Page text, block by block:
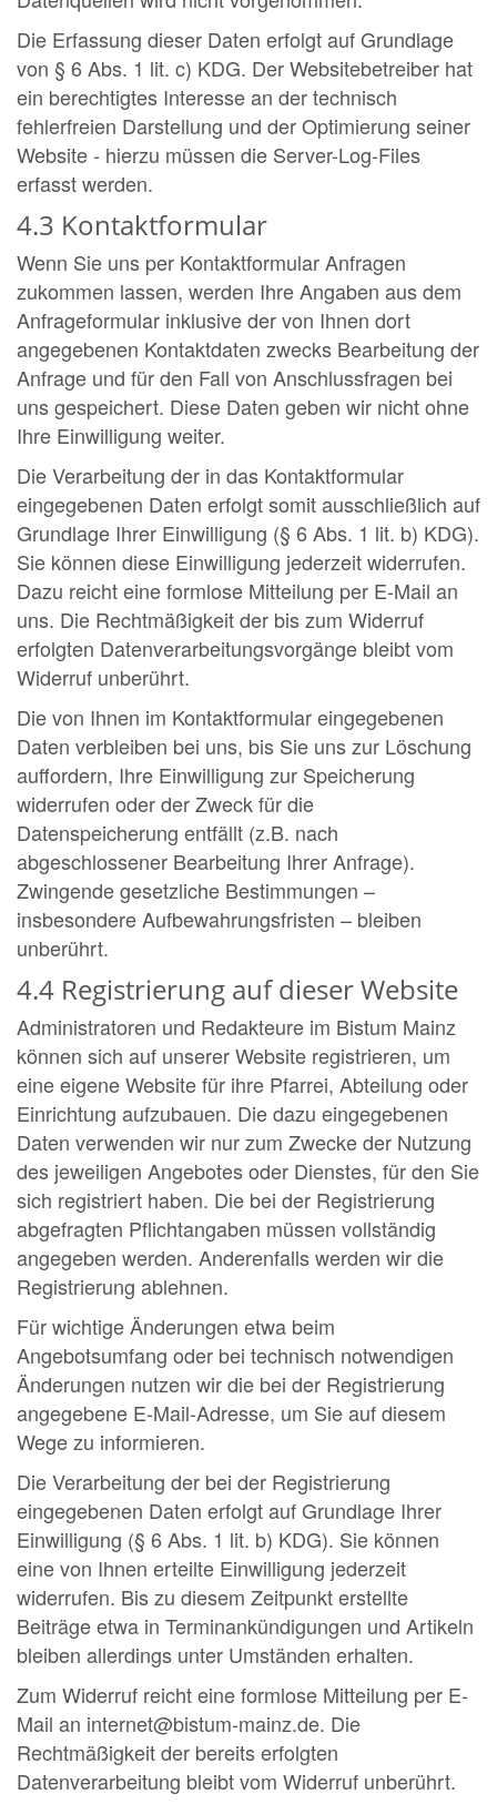
Die Erfassung dieser Daten erfolgt auf Grundlage
von § 6 Abs. 1 lit. c) KDG. Der Websitebetreiber hat
ein berechtigtes Interesse an der technisch
fehlerfreien Darstellung und der Optimierung seiner
Website - hierzu müssen die Server-Log-Files
erfasst werden.
4.3 Kontaktformular
Wenn Sie uns per Kontaktformular Anfragen
zukommen lassen, werden Ihre Angaben aus dem
Anfrageformular inklusive der von Ihnen dort
angegebenen Kontaktdaten zwecks Bearbeitung der
Anfrage und für den Fall von Anschlussfragen bei
uns gespeichert. Diese Daten geben wir nicht ohne
Ihre Einwilligung weiter.
Die Verarbeitung der in das Kontaktformular
eingegebenen Daten erfolgt somit ausschließlich auf
Grundlage Ihrer Einwilligung (§ 6 Abs. 1 lit. b) KDG).
Sie können diese Einwilligung jederzeit widerrufen.
Dazu reicht eine formlose Mitteilung per E-Mail an
uns. Die Rechtmäßigkeit der bis zum Widerruf
erfolgten Datenverarbeitungsvorgänge bleibt vom
Widerruf unberührt.
Die von Ihnen im Kontaktformular eingegebenen
Daten verbleiben bei uns, bis Sie uns zur Löschung
auffordern, Ihre Einwilligung zur Speicherung
widerrufen oder der Zweck für die
Datenspeicherung entfällt (z.B. nach
abgeschlossener Bearbeitung Ihrer Anfrage).
Zwingende gesetzliche Bestimmungen –
insbesondere Aufbewahrungsfristen – bleiben
unberührt.
4.4 Registrierung auf dieser Website
Administratoren und Redakteure im Bistum Mainz
können sich auf unserer Website registrieren, um
eine eigene Website für ihre Pfarrei, Abteilung oder
Einrichtung aufzubauen. Die dazu eingegebenen
Daten verwenden wir nur zum Zwecke der Nutzung
des jeweiligen Angebotes oder Dienstes, für den Sie
sich registriert haben. Die bei der Registrierung
abgefragten Pflichtangaben müssen vollständig
angegeben werden. Anderenfalls werden wir die
Registrierung ablehnen.
Für wichtige Änderungen etwa beim
Angebotsumfang oder bei technisch notwendigen
Änderungen nutzen wir die bei der Registrierung
angegebene E-Mail-Adresse, um Sie auf diesem
Wege zu informieren.
Die Verarbeitung der bei der Registrierung
eingegebenen Daten erfolgt auf Grundlage Ihrer
Einwilligung (§ 6 Abs. 1 lit. b) KDG). Sie können
eine von Ihnen erteilte Einwilligung jederzeit
widerrufen. Bis zu diesem Zeitpunkt erstellte
Beiträge etwa in Terminankündigungen und Artikeln
bleiben allerdings unter Umständen erhalten.
Zum Widerruf reicht eine formlose Mitteilung per E-
Mail an internet@bistum-mainz.de. Die
Rechtmäßigkeit der bereits erfolgten
Datenverarbeitung bleibt vom Widerruf unberührt.